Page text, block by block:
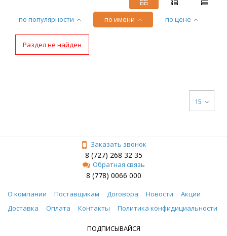
по популярности по имени по цене
Раздел не найден
15
Заказать звонок
8 (727) 268 32 35
Обратная связь
8 (778) 0066 000
О компании Поставщикам Договора Новости
Акции
Доставка
Оплата Контакты Политика конфидициальности
ПОДПИСЫВАЙСЯ